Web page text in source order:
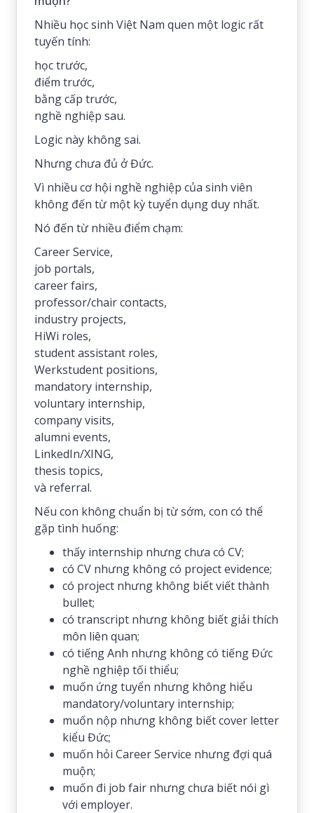
Nhiều học sinh Việt Nam quen một logic rất
tuyến tính:
học trước,
điểm trước,
bằng cấp trước,
nghề nghiệp sau.
Logic này không sai.
Nhưng chưa đủ ở Đức.
Vì nhiều cơ hội nghề nghiệp của sinh viên
không đến từ một kỳ tuyển dụng duy nhất.
Nó đến từ nhiều điểm chạm:
Career Service,
job portals,
career fairs,
professor/chair contacts,
industry projects,
HiWi roles,
student assistant roles,
Werkstudent positions,
mandatory internship,
voluntary internship,
company visits,
alumni events,
LinkedIn/XING,
thesis topics,
và referral.
Nếu con không chuẩn bị từ sớm, con có thể
gặp tình huống:
thấy internship nhưng chưa có CV;
có CV nhưng không có project evidence;
có project nhưng không biết viết thành
bullet;
có transcript nhưng không biết giải thích
môn liên quan;
có tiếng Anh nhưng không có tiếng Đức
nghề nghiệp tối thiểu;
muốn ứng tuyển nhưng không hiểu
mandatory/voluntary internship;
muốn nộp nhưng không biết cover letter
kiểu Đức;
muốn hỏi Career Service nhưng đợi quá
muộn;
muốn đi job fair nhưng chưa biết nói gì
với employer.